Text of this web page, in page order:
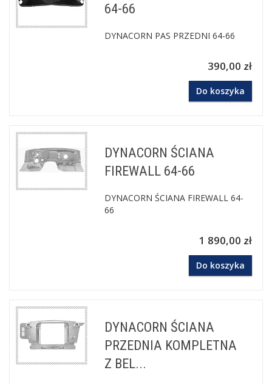
64-66
DYNACORN PAS PRZEDNI 64-66
390,00 zł
Do koszyka
DYNACORN ŚCIANA
FIREWALL 64-66
DYNACORN ŚCIANA FIREWALL 64-
66
1 890,00 zł
Do koszyka
DYNACORN ŚCIANA
PRZEDNIA KOMPLETNA
Z BEL...